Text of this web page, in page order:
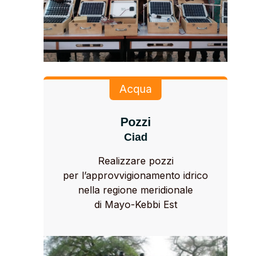
Acqua
Pozzi
Ciad
Realizzare pozzi
per l’approvvigionamento idrico
nella regione meridionale
di Mayo-Kebbi Est